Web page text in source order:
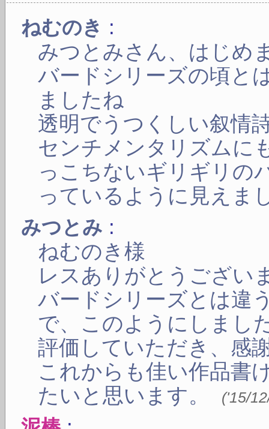
ねむのき :
みつとみさん、はじめ
バードシリーズの頃と
ましたね
透明でうつくしい叙情
センチメンタリズムに
っこちないギリギリの
っているように見え
みつとみ :
ねむのき様
レスありがとうござい
バードシリーズとは違
で、このようにしまし
評価していただき、感
これからも佳い作品書
たいと思います。
('15/